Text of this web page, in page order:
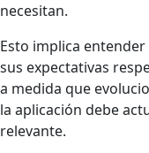
necesitan.
Esto implica
sus expectativas
a medida que
la aplicación debe
relevante.